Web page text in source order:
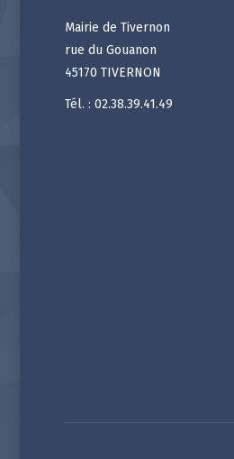
Mairie de Tivernon
rue du Gouanon
45170 TIVERNON
Tél. : 02.38.39.41.49